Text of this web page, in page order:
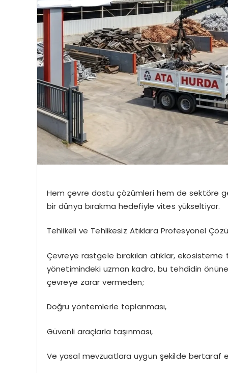
Hem çevre dostu çözümleri hem de sektöre
bir dünya bırakma hedefiyle vites yükseltiyor.
Tehlikeli ve Tehlikesiz Atıklara Profesyonel
Çevreye rastgele bırakılan atıklar,
yönetimindeki uzman kadro, bu tehdidin
çevreye zarar vermeden;
Doğru yöntemlerle toplanması,
Güvenli araçlarla taşınması,
Ve yasal mevzuatlara uygun şekilde bertaraf